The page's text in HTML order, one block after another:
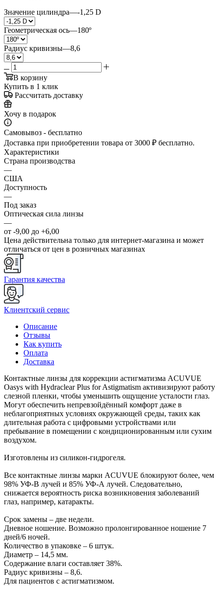
Значение цилиндра—-1,25 D
Геометрическая ось—180º
Радиус кривизны—8,6
В корзину
Купить в 1 клик
Рассчитать доставку
Хочу в подарок
Самовывоз - бесплатно
Доставка при приобретении товара от 3000 ₽ бесплатно.
Характеристики
Страна производства
—
США
Доступность
—
Под заказ
Оптическая сила линзы
—
от -9,00 до +6,00
Цена действительна только для интернет-магазина и может
отличаться от цен в розничных магазинах
Гарантия качества
Клиентский сервис
Описание
Отзывы
Как купить
Оплата
Доставка
Контактные линзы для коррекции астигматизма ACUVUE
Oasys with Hydraclear Plus for Astigmatism активизируют работу
слезной пленки, чтобы уменьшить ощущение усталости глаз.
Могут обеспечить непревзойдённый комфорт даже в
неблагоприятных условиях окружающей среды, таких как
длительная работа с цифровыми устройствами или
пребывание в помещении с кондиционированным или сухим
воздухом.
Изготовлены из силикон-гидрогеля.
Все контактные линзы марки ACUVUE блокируют более, чем
98% УФ-В лучей и 85% УФ-А лучей. Следовательно,
снижается вероятность риска возникновения заболеваний
глаз, например, катаракты.
Срок замены – две недели.
Дневное ношение. Возможно пролонгированное ношение 7
дней/6 ночей.
Количество в упаковке – 6 штук.
Диаметр – 14,5 мм.
Содержание влаги составляет 38%.
Радиус кривизны – 8,6.
Для пациентов с астигматизмом.